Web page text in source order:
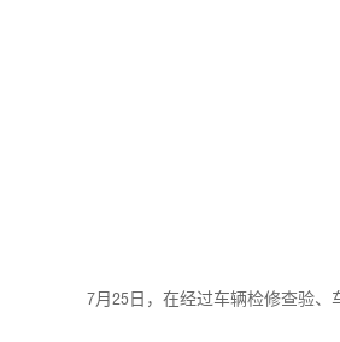
7月25日，在经过车辆检修查验、